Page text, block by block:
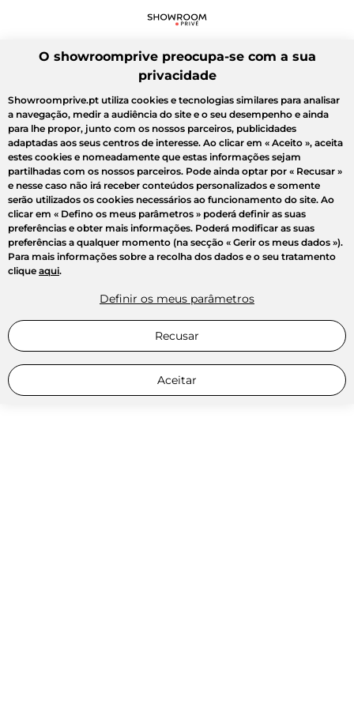
O showroomprive preocupa-se com a sua
privacidade
Showroomprive.pt utiliza cookies e tecnologias similares para analisar
a navegação, medir a audiência do site e o seu desempenho e ainda
para lhe propor, junto com os nossos parceiros, publicidades
adaptadas aos seus centros de interesse. Ao clicar em « Aceito », aceita
estes cookies e nomeadamente que estas informações sejam
partilhadas com os nossos parceiros. Pode ainda optar por « Recusar »
e nesse caso não irá receber conteúdos personalizados e somente
serão utilizados os cookies necessários ao funcionamento do site. Ao
clicar em « Defino os meus parâmetros » poderá definir as suas
preferências e obter mais informações. Poderá modificar as suas
preferências a qualquer momento (na secção « Gerir os meus dados »).
Para mais informações sobre a recolha dos dados e o seu tratamento
clique aqui.
Definir os meus parâmetros
Recusar
Aceitar